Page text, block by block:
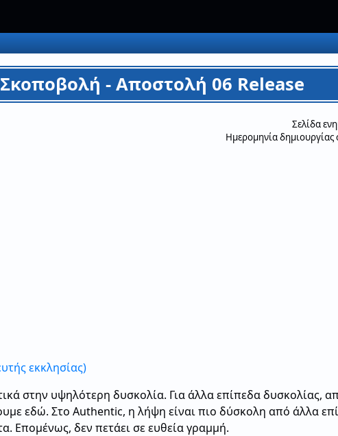
- Αποστολή 06 Release
Σελίδα
Ημερομηνία δημιουργίας
εκκλησίας)
στην υψηλότερη δυσκολία. Για άλλα επίπεδα δυσκολίας,
εδώ. Στο Authentic, η λήψη είναι πιο δύσκολη από άλλα
Επομένως, δεν πετάει σε ευθεία γραμμή.